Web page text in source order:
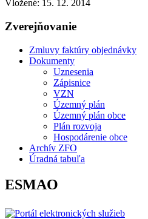
Vložené: 15. 12. 2014
Zverejňovanie
Zmluvy faktúry objednávky
Dokumenty
Uznesenia
Zápisnice
VZN
Územný plán
Územný plán obce
Plán rozvoja
Hospodárenie obce
Archív ZFO
Úradná tabuľa
ESMAO